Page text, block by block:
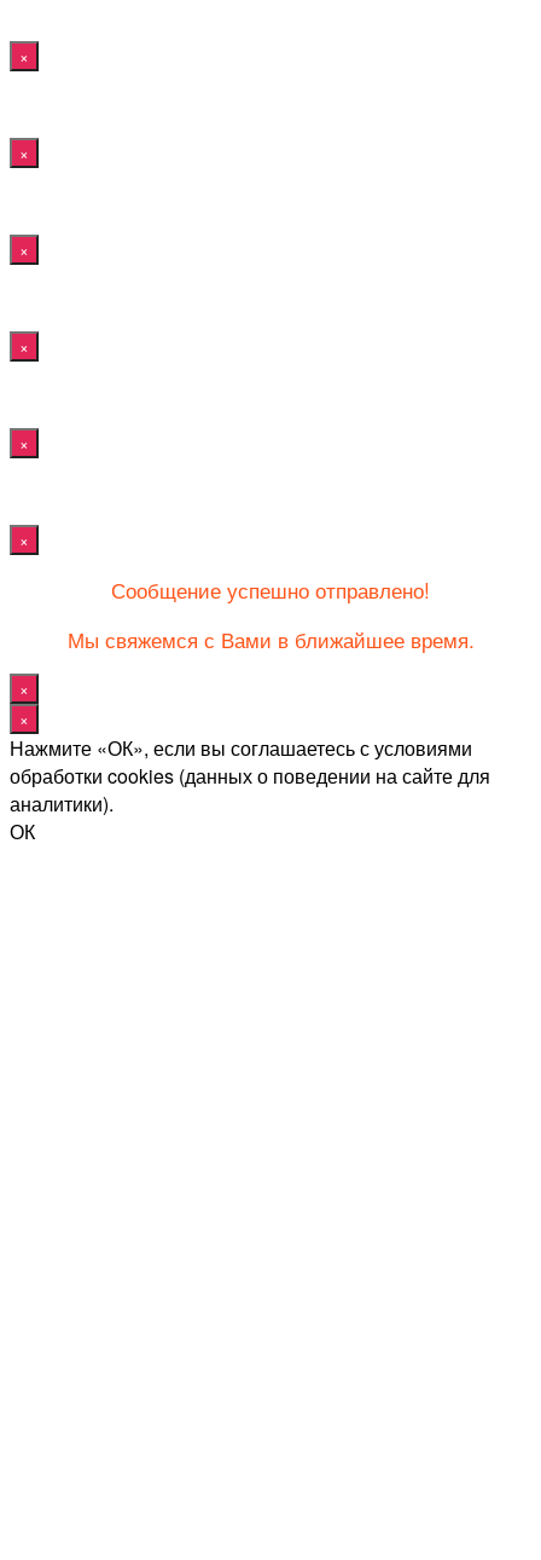
×
×
×
×
×
×
Сообщение успешно отправлено!
Мы свяжемся с Вами в ближайшее время.
×
×
Нажмите «ОК», если вы соглашаетесь с условиями
обработки cookies (данных о поведении на сайте для
аналитики).
ОК